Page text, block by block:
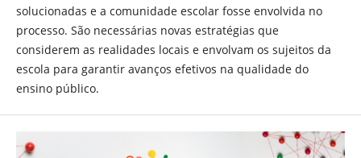
solucionadas e a comunidade escolar fosse envolvida no
processo. São necessárias novas estratégias que
considerem as realidades locais e envolvam os sujeitos da
escola para garantir avanços efetivos na qualidade do
ensino público.